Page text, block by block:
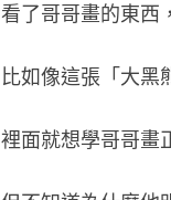
看了哥哥畫的東西
比如像這張「大黑
裡面就想學哥哥畫